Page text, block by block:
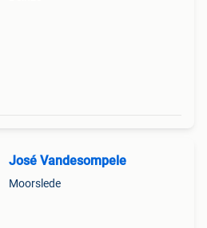
José Vandesompele
Moorslede